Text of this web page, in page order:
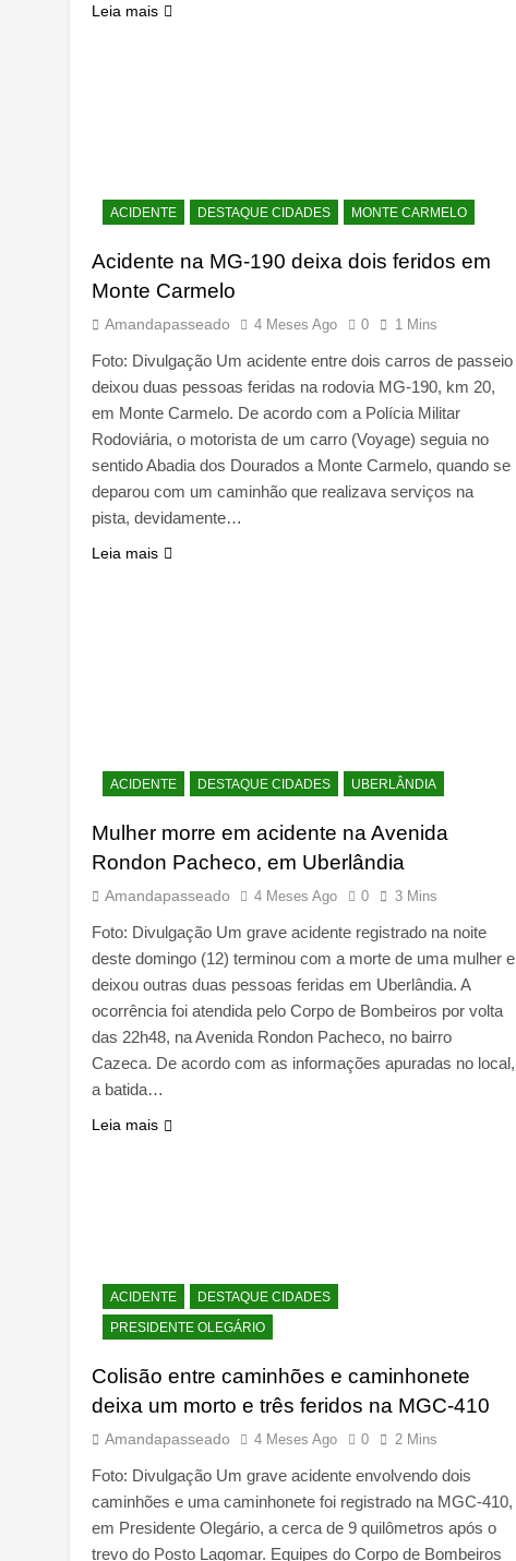
Leia mais
ACIDENTE DESTAQUE CIDADES MONTE CARMELO
Acidente na MG-190 deixa dois feridos em
Monte Carmelo
Amandapasseado 4 Meses Ago 0 1 Mins
Foto: Divulgação Um acidente entre dois carros de passeio
deixou duas pessoas feridas na rodovia MG-190, km 20,
em Monte Carmelo. De acordo com a Polícia Militar
Rodoviária, o motorista de um carro (Voyage) seguia no
sentido Abadia dos Dourados a Monte Carmelo, quando se
deparou com um caminhão que realizava serviços na
pista, devidamente…
Leia mais
ACIDENTE DESTAQUE CIDADES UBERLÂNDIA
Mulher morre em acidente na Avenida
Rondon Pacheco, em Uberlândia
Amandapasseado 4 Meses Ago 0 3 Mins
Foto: Divulgação Um grave acidente registrado na noite
deste domingo (12) terminou com a morte de uma mulher e
deixou outras duas pessoas feridas em Uberlândia. A
ocorrência foi atendida pelo Corpo de Bombeiros por volta
das 22h48, na Avenida Rondon Pacheco, no bairro
Cazeca. De acordo com as informações apuradas no local,
a batida…
Leia mais
ACIDENTE
DESTAQUE CIDADES
PRESIDENTE OLEGÁRIO
Colisão entre caminhões e caminhonete
deixa um morto e três feridos na MGC-410
Amandapasseado 4 Meses Ago 0 2 Mins
Foto: Divulgação Um grave acidente envolvendo dois
caminhões e uma caminhonete foi registrado na MGC-410,
em Presidente Olegário, a cerca de 9 quilômetros após o
trevo do Posto Lagomar. Equipes do Corpo de Bombeiros